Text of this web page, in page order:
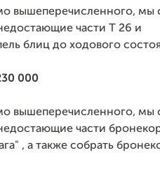
вышеперечисленного,
части Т 26 и
блиц до ходового
000
вышеперечисленного,
части
, а также собрать